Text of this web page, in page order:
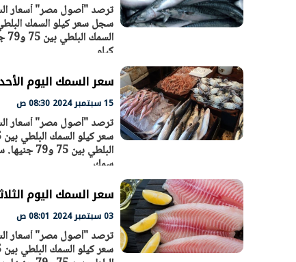
كيلو
سعر السمك اليوم الأحد 15 - 9 – 2024 في السوق المصري
15 سبتمبر 2024 08:30 ص
سمك
سعر السمك اليوم الثلاثاء 3 - 9 – 2024 في السوق
03 سبتمبر 2024 08:01 ص
الرئيس السيسي: تداعيات خطيرة على
الاقتصاد العالمي وأسعار الوقود حال
استمرار الأزمة في الشرق الأوسط
رئيس
بتنفيذ